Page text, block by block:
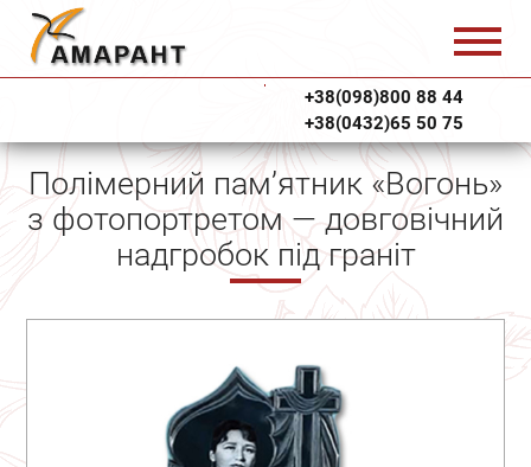
+38(098)800 88 44
+38(0432)65 50 75
Полімерний пам’ятник «Вогонь»
з фотопортретом — довговічний
надгробок під граніт